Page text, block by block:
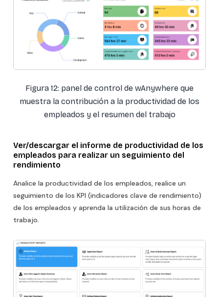
Figura 12: panel de control de wAnywhere que
muestra la contribución a la productividad de los
empleados y el resumen del trabajo
Ver/descargar el informe de productividad de los
empleados para realizar un seguimiento del
rendimiento
Analice la productividad de los empleados, realice un
seguimiento de los KPI (indicadores clave de rendimiento)
de los empleados y aprenda la utilización de sus horas de
trabajo.